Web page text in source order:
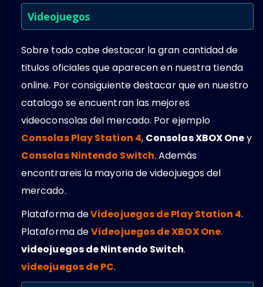
Videojuegos
Sobre todo cabe destacar la gran cantidad de
titulos oficiales que aparecen en nuestra tienda
online. Por consiguiente destacar que en nuestro
catalogo se encuentran las mejores
videoconsolas del mercado. Por ejemplo
Consolas Play Station 4, Consolas XBOX Oney
Consolas Nintendo Switch. Además
encontrareis la mayoria de videojuegos del
mercado.
Plataforma deVideojuegos de Play Station 4.
Plataforma deVideojuegos de XBOX One.
videojuegos de Nintendo Switch.
videojuegos de PC.